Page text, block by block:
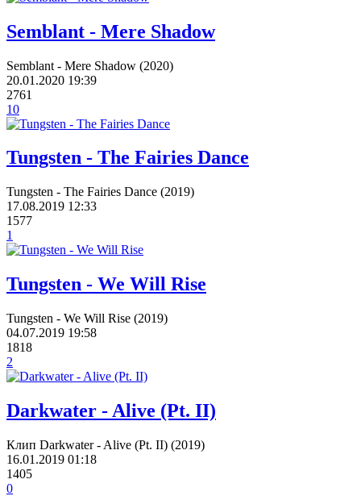
Semblant - Mere Shadow
Semblant - Mere Shadow (2020)
20.01.2020 19:39
2761
10
Tungsten - The Fairies Dance
Tungsten - The Fairies Dance (2019)
17.08.2019 12:33
1577
1
Tungsten - We Will Rise
Tungsten - We Will Rise (2019)
04.07.2019 19:58
1818
2
Darkwater - Alive (Pt. II)
Клип Darkwater - Alive (Pt. II) (2019)
16.01.2019 01:18
1405
0